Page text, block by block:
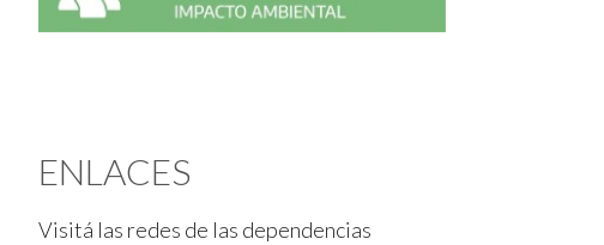
ENLACES
Visitá las redes de las dependencias